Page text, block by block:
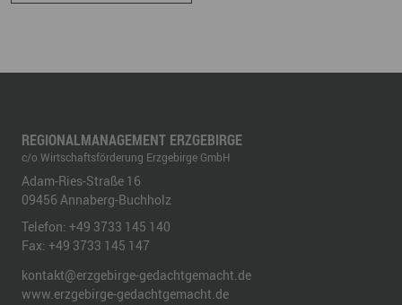
REGIONALMANAGEMENT ERZGEBIRGE
c/o Wirtschaftsförderung Erzgebirge GmbH
Adam-Ries-Straße 16
09456 Annaberg-Buchholz
Telefon: +49 3733 145 140
Fax: +49 3733 145 147
kontakt@erzgebirge-gedachtgemacht.de
www.erzgebirge-gedachtgemacht.de